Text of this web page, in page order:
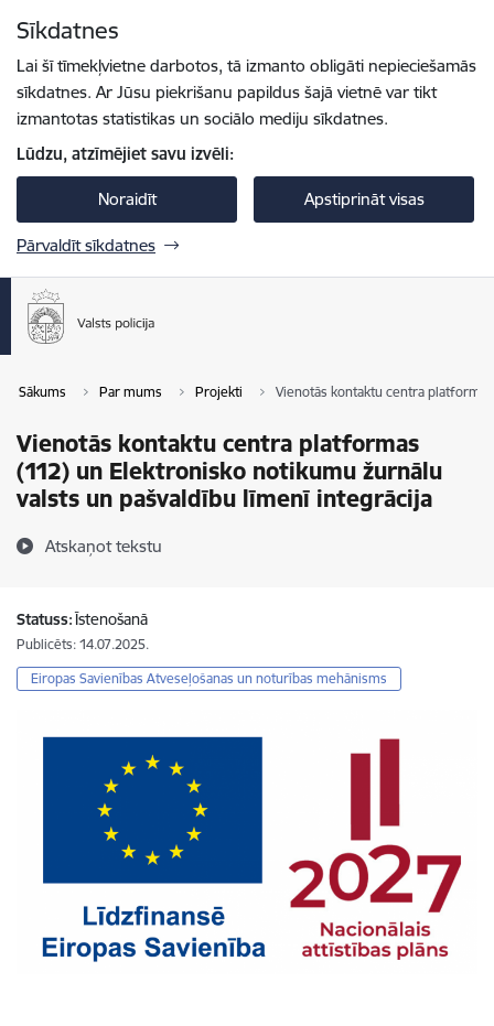
Sīkdatnes
Lai šī tīmekļvietne darbotos, tā izmanto obligāti nepieciešamās
sīkdatnes. Ar Jūsu piekrišanu papildus šajā vietnē var tikt
izmantotas statistikas un sociālo mediju sīkdatnes.
Lūdzu, atzīmējiet savu izvēli:
Noraidīt Apstiprināt visas
Pārvaldīt sīkdatnes
Sākums Par mums Projekti Vienotās kontaktu centra
Vienotās kontaktu centra platformas
(112) un Elektronisko notikumu žurnālu
valsts un pašvaldību līmenī integrācija
Atskaņot tekstu
Statuss:Īstenošanā
Publicēts: 14.07.2025.
Eiropas Savienības Atveseļošanas un noturības mehānisms